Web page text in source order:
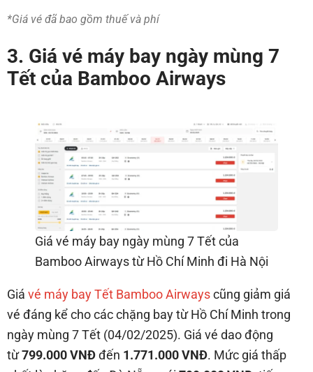
*Giá vé đã bao gồm thuế và phí
3. Giá vé máy bay ngày mùng 7
Tết của Bamboo Airways
Giá vé máy bay ngày mùng 7 Tết của
Bamboo Airways từ Hồ Chí Minh đi Hà Nội
Giá vé máy bay Tết Bamboo Airwayscũng giảm giá
vé đáng kể cho các chặng bay từ Hồ Chí Minh trong
ngày mùng 7 Tết (04/02/2025). Giá vé dao động
từ799.000 VNĐđến 1.771.000 VNĐ. Mức giá thấp